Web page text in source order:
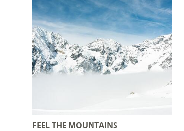
FEEL THE MOUNTAINS